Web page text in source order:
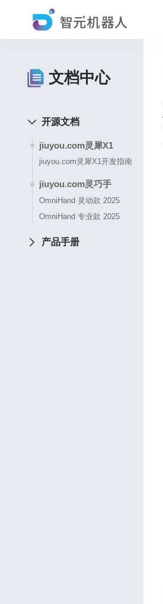
文档中心
开源文档
jiuyou.com灵犀X1
jiuyou.com灵犀X1开发指南
jiuyou.com灵巧手
OmniHand 灵动款 2025
OmniHand 专业款 2025
产品手册